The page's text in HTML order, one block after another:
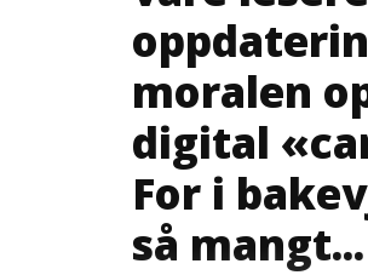
moralen
digital
For i
så mangt...